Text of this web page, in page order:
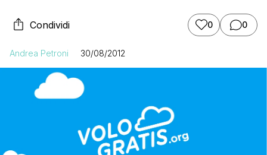
Condividi 0 0
Andrea Petroni 30/08/2012